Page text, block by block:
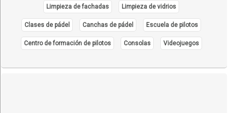
Limpieza de fachadas Limpieza de vidrios
Clases de pádel Canchas de pádel Escuela de pilotos
Centro de formación de pilotos Consolas Videojuegos